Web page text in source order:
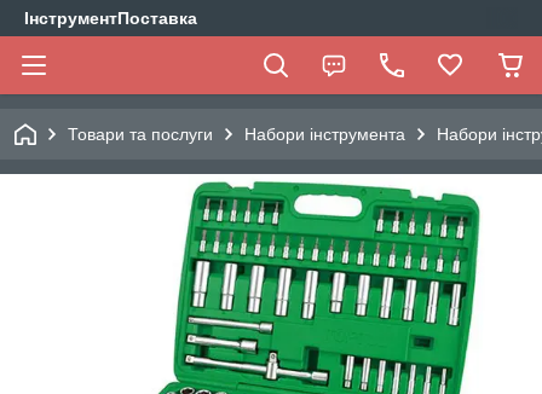
ІнструментПоставка
Товари та послуги Набори інструмента Набори